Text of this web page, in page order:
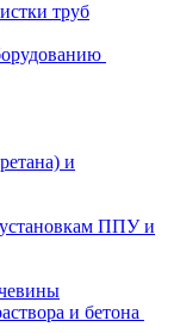
труб
и
ППУ и
и бетона